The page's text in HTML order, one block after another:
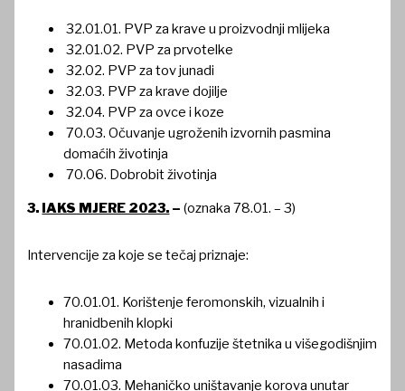
32.01.01. PVP za krave u proizvodnji mlijeka
32.01.02. PVP za prvotelke
32.02. PVP za tov junadi
32.03. PVP za krave dojilje
32.04. PVP za ovce i koze
70.03. Očuvanje ugroženih izvornih pasmina
domaćih životinja
70.06. Dobrobit životinja
3. IAKS MJERE 2023. –(oznaka 78.01. – 3)
Intervencije za koje se tečaj priznaje:
70.01.01. Korištenje feromonskih, vizualnih i
hranidbenih klopki
70.01.02. Metoda konfuzije štetnika u višegodišnjim
nasadima
70.01.03. Mehaničko uništavanje korova unutar